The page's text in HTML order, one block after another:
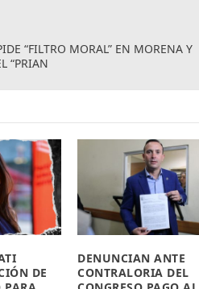
“FILTRO MORAL” EN MORENA Y
“PRIAN
DE
DENUNCIAN ANTE
CONTRALORIA DEL